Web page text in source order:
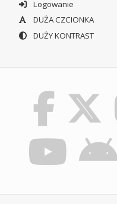
Logowanie
DUŻA CZCIONKA
DUŻY KONTRAST